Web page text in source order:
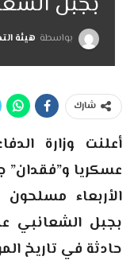
بواسطة هيئة
شارك
عسكريا
الأربعاء
بجبل الشعانبي
حادثة في تاريخ